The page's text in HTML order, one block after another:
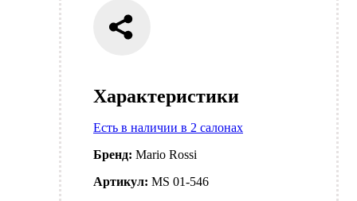
Характеристики
Есть в наличии в 2 салонах
Бренд: Mario Rossi
Артикул: MS 01-546